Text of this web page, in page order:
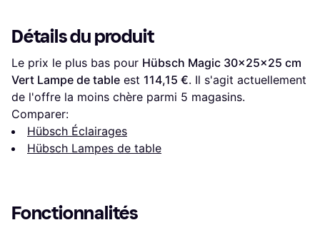
Détails du produit
Le prix le plus bas pour Hübsch Magic 30x25x25 cm
Vert Lampe de table est 114,15 €. Il s'agit actuellement
de l'offre la moins chère parmi 5 magasins.
Comparer:
Hübsch Éclairages
Hübsch Lampes de table
Fonctionnalités